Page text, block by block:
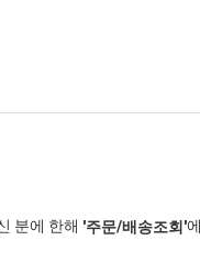
분에 한해 '주문/배송조회'